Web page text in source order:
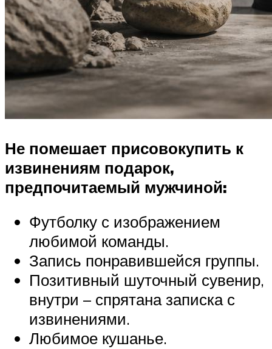
Не помешает присовокупить к
извинениям подарок,
предпочитаемый мужчиной:
Футболку с изображением
любимой команды.
Запись понравившейся группы.
Позитивный шуточный сувенир,
внутри – спрятана записка с
извинениями.
Любимое кушанье.